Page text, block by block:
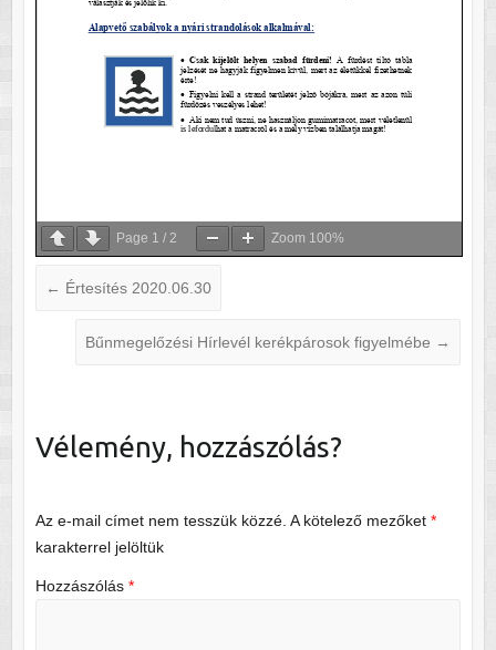
Page 1 / 2 Zoom 100%
← Értesítés 2020.06.30
Bűnmegelőzési Hírlevél kerékpárosok figyelmébe →
Vélemény, hozzászólás?
Az e-mail címet nem tesszük közzé. A kötelező mezőket *
karakterrel jelöltük
Hozzászólás *